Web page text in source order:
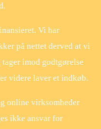
Vi har
på nettet derved at vi
imod godtgørelse
videre laver et indkøb.
online virksomheder
ikke ansvar for